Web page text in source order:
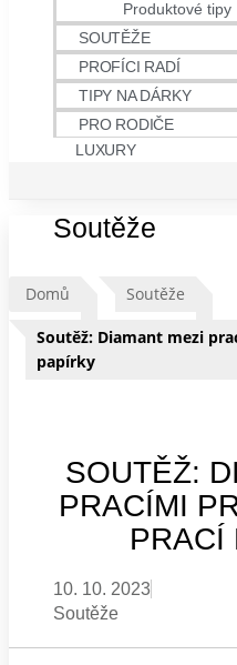
Produktové tipy
SOUTĚŽE
PROFÍCI RADÍ
TIPY NA DÁRKY
PRO RODIČE
LUXURY
Soutěže
Domů Soutěže
Soutěž: Diamant mezi
papírky
SOUTĚŽ:
PRACÍMI
PRACÍ
10. 10. 2023
Soutěže